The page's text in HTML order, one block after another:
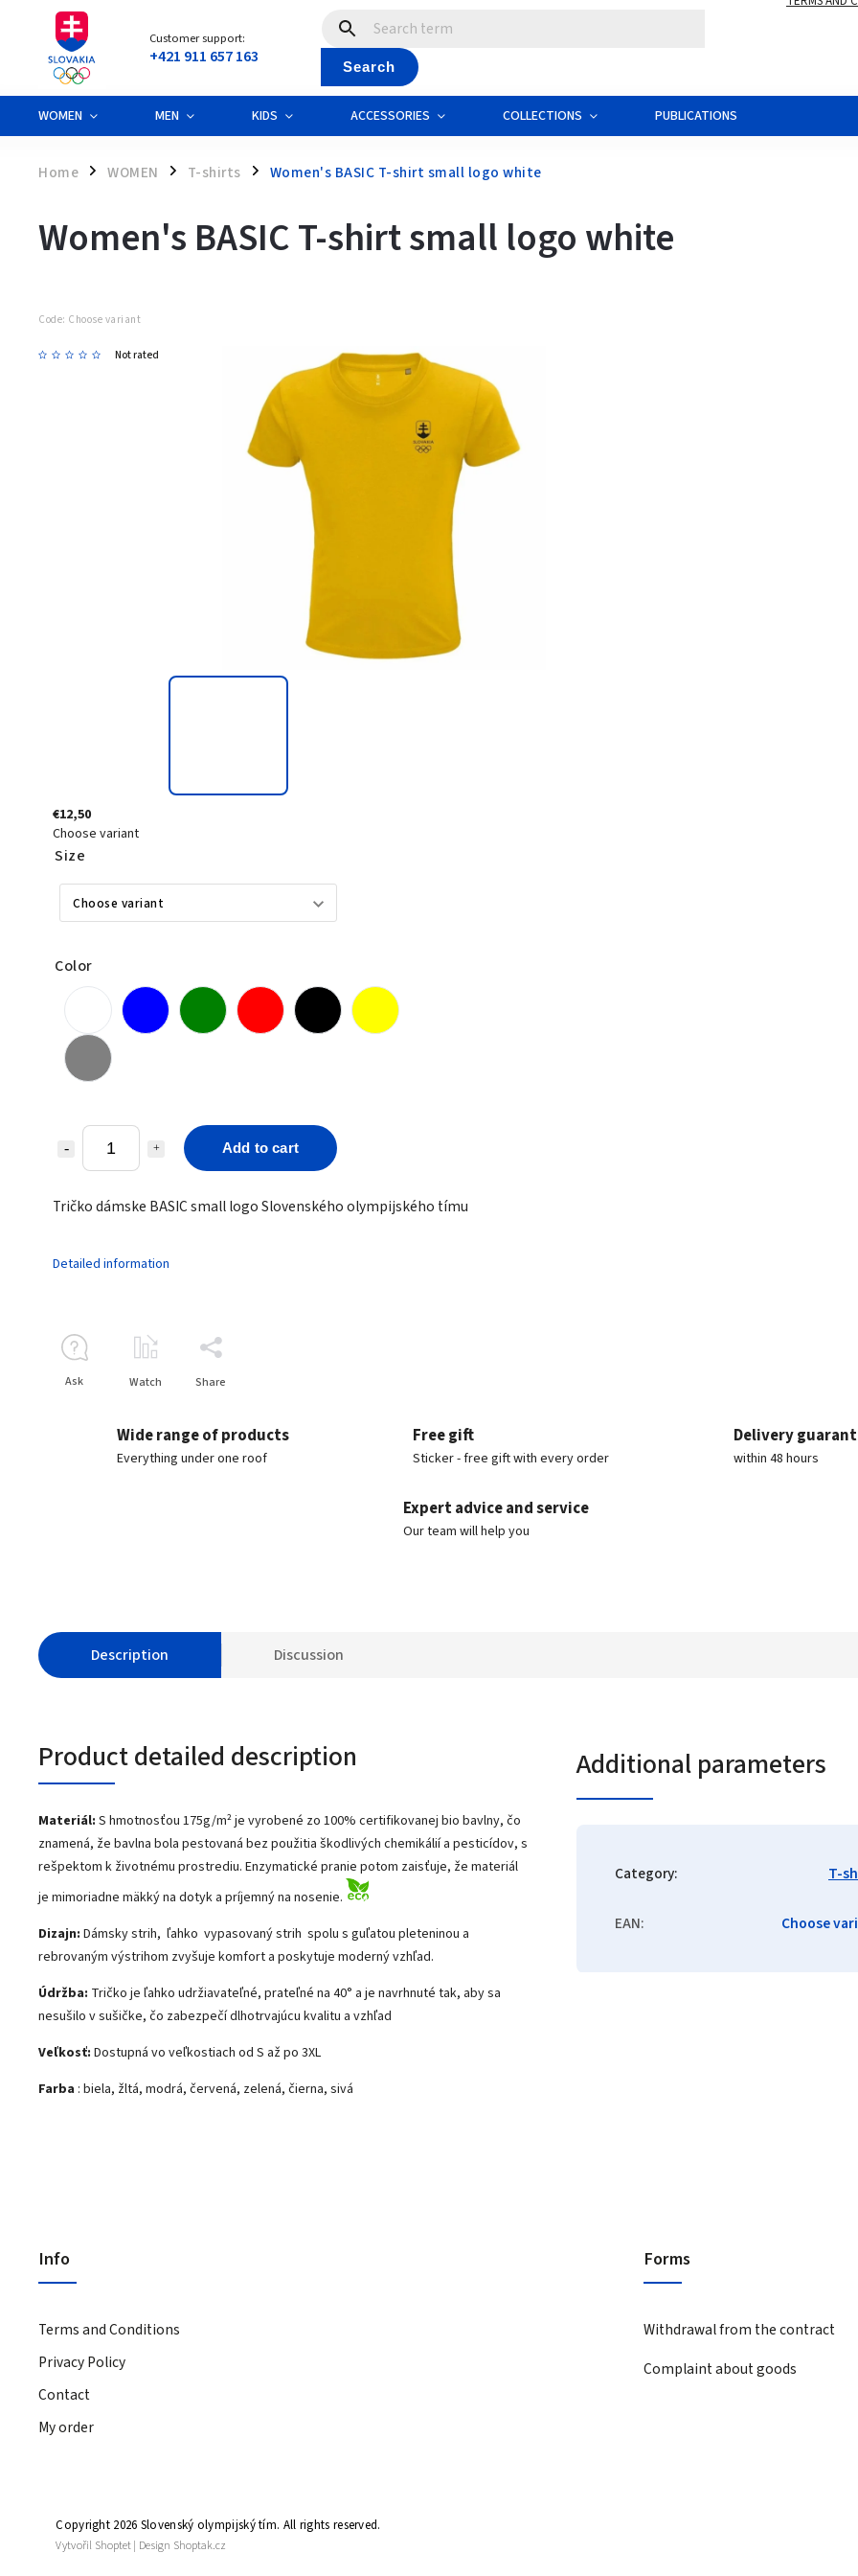
Customer support:
+421 911 657 163 Search
WOMEN MEN KIDS ACCESSORIES COLLECTIONS PUBLICATIONS
Home / WOMEN / T-shirts / Women's BASIC T-shirt small logo white
Women's BASIC T-shirt small logo white
Code: Choose variant
Not rated
€12,50
Choose variant
Size
Color
Add to cart
Tričko dámske BASIC small logo Slovenského olympijského tímu
Detailed information
Ask Watch Share
Wide range of products
Everything under one roof
Free gift
Sticker - free gift with every order
Delivery
within 48 hours
Expert advice and service
Our team will help you
Description Discussion
Product detailed description
Materiál: S hmotnosťou 175g/m² je vyrobené zo 100% certifikovanej bio bavlny, čo
znamená, že bavlna bola pestovaná bez použitia škodlivých chemikálií a pesticídov, s
rešpektom k životnému prostrediu. Enzymatické pranie potom zaisťuje, že materiál
je mimoriadne mäkký na dotyk a príjemný na nosenie.
Dizajn: Dámsky strih, ľahko vypasovaný strih spolu s guľatou pleteninou a
rebrovaným výstrihom zvyšuje komfort a poskytuje moderný vzhľad.
Údržba: Tričko je ľahko udržiavateľné, prateľné na 40° a je navrhnuté tak, aby sa
nesušilo v sušičke, čo zabezpečí dlhotrvajúcu kvalitu a vzhľad
Veľkosť: Dostupná vo veľkostiach od S až po 3XL
Farba : biela, žltá, modrá, červená, zelená, čierna, sivá
Additional parameters
Category: T-
EAN: Choose
Info
Terms and Conditions
Privacy Policy
Contact
My order
Forms
Withdrawal from the contract
Complaint about goods
Copyright 2026 Slovenský olympijský tím. All rights reserved.
Vytvořil Shoptet| Design Shoptak.cz